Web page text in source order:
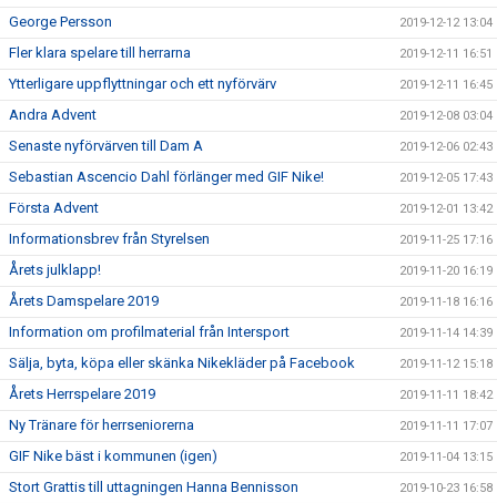
George Persson 2019-12-12 13:04
Fler klara spelare till herrarna 2019-12-11 16:51
Ytterligare uppflyttningar och ett nyförvärv 2019-12-11 16:45
Andra Advent 2019-12-08 03:04
Senaste nyförvärven till Dam A 2019-12-06 02:43
Sebastian Ascencio Dahl förlänger med GIF Nike! 2019-12-05 17:43
Första Advent 2019-12-01 13:42
Informationsbrev från Styrelsen 2019-11-25 17:16
Årets julklapp! 2019-11-20 16:19
Årets Damspelare 2019 2019-11-18 16:16
Information om profilmaterial från Intersport 2019-11-14 14:39
Sälja, byta, köpa eller skänka Nikekläder på Facebook 2019-11-12 15:18
Årets Herrspelare 2019 2019-11-11 18:42
Ny Tränare för herrseniorerna 2019-11-11 17:07
GIF Nike bäst i kommunen (igen) 2019-11-04 13:15
Stort Grattis till uttagningen Hanna Bennisson 2019-10-23 16:58